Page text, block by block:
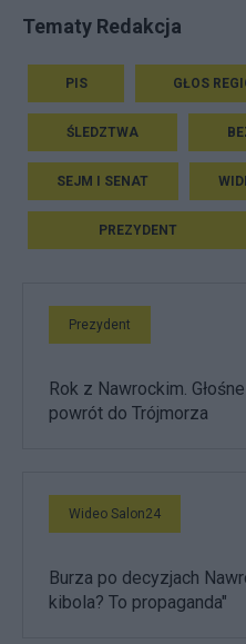
Tematy Redakcja
PIS GŁOS
ŚLEDZTWA
SEJM I SENAT
PREZYDENT
Prezydent
Rok z Nawrockim.
powrót do Trójmorza
Wideo Salon24
Burza po decyzjach
kibola? To propaganda"